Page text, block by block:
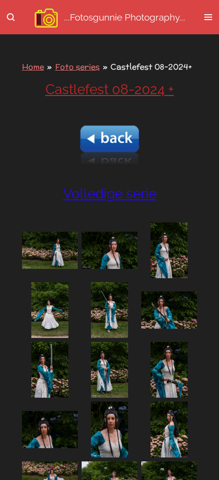
direct
naar
...Fotosgunnie Photography...
Home » Foto series » Castlefest 08-2024+
Castlefest 08-2024 +
Volledige serie